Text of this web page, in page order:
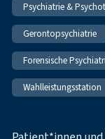
Psychiatrie &
Gerontopsychiatrie
Forensische
Wahlleistungsstation